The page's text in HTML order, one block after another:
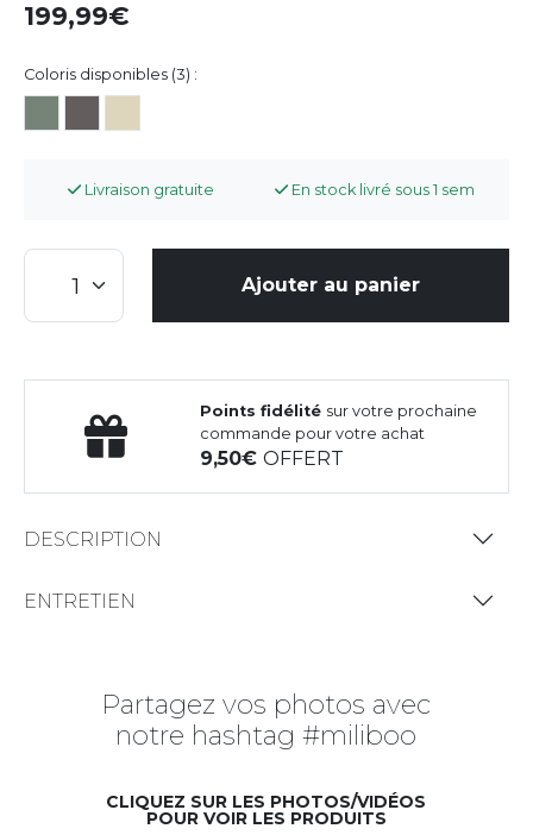
199,99
Coloris disponibles (3) :
Livraison gratuite En stock livré sous 1 sem
Ajouter au panier
Points fidélité sur votre prochaine
commande pour votre achat
9,50OFFERT
DESCRIPTION
ENTRETIEN
Partagez vos photos avec
notre hashtag #miliboo
CLIQUEZ SUR LES PHOTOS/VIDÉOS
POUR VOIR LES PRODUITS